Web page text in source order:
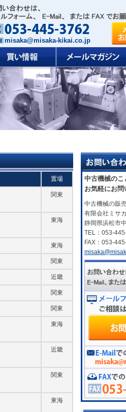
misaka@misaka-kikai.co.jp
置場
関東
東海
東海
関東
近畿
関東
関東
東海
近畿
関東
東海
中古機械のこ
お気軽にお問
中古機械の販
有限会社ミサ
静岡県浜松市
TEL：053-
FAX：053-